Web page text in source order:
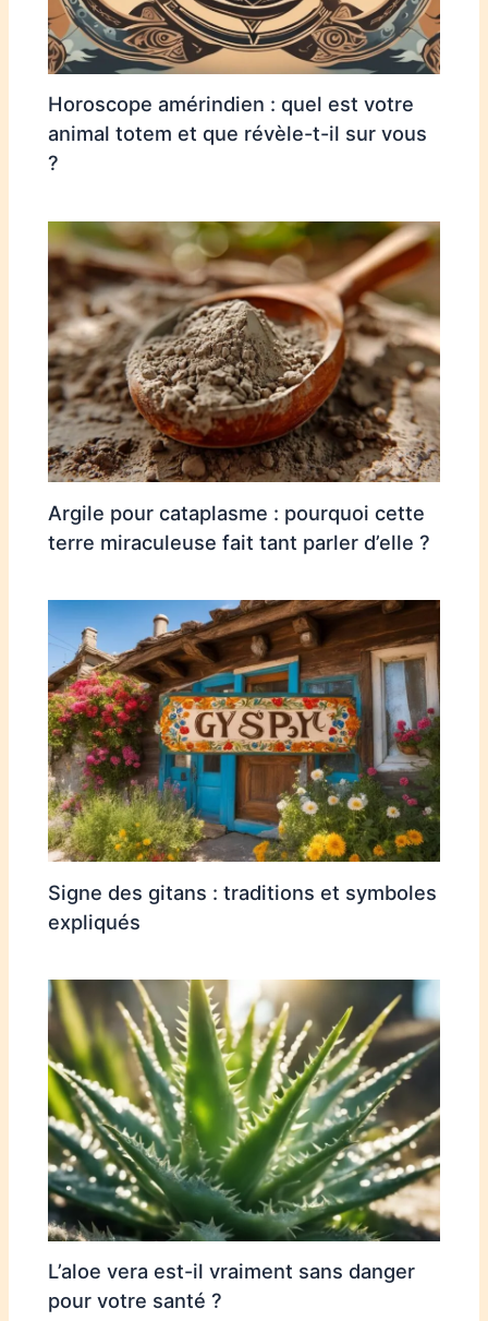
Horoscope amérindien : quel est votre
animal totem et que révèle-t-il sur vous
?
Argile pour cataplasme : pourquoi cette
terre miraculeuse fait tant parler d’elle ?
Signe des gitans : traditions et symboles
expliqués
L’aloe vera est-il vraiment sans danger
pour votre santé ?